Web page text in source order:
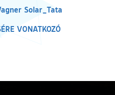
Solar_Tata
VONATKOZÓ